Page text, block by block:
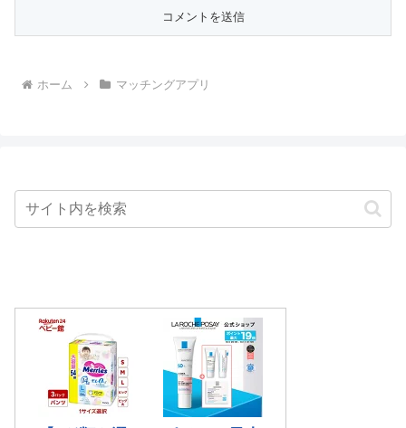
ホーム マッチングアプリ